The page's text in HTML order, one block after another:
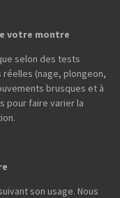
votre montre
selon des tests
(nage, plongeon,
brusques et à
pour faire varier la
son usage. Nous